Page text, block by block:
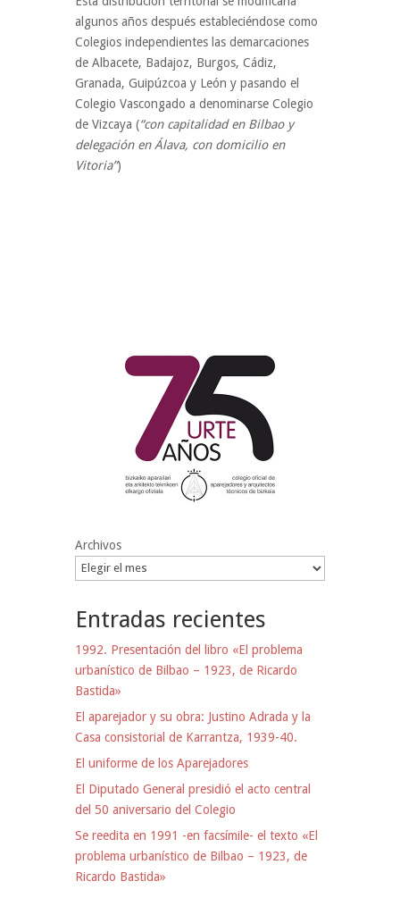
algunos años después estableciéndose como
Colegios independientes las demarcaciones
de Albacete, Badajoz, Burgos, Cádiz,
Granada, Guipúzcoa y León y pasando el
Colegio Vascongado a denominarse Colegio
de Vizcaya (“con capitalidad en Bilbao y
delegación en Álava, con domicilio en
Vitoria”)
Archivos
Entradas recientes
1992. Presentación del libro «El problema
urbanístico de Bilbao – 1923, de Ricardo
Bastida»
El aparejador y su obra: Justino Adrada y la
Casa consistorial de Karrantza, 1939-40.
El uniforme de los Aparejadores
El Diputado General presidió el acto central
del 50 aniversario del Colegio
Se reedita en 1991 -en facsímile- el texto «El
problema urbanístico de Bilbao – 1923, de
Ricardo Bastida»